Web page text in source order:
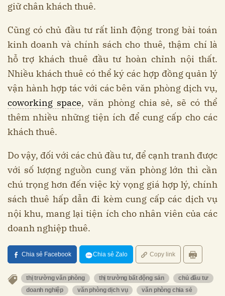
giữ chân khách thuê.
Cũng có chủ đầu tư rất linh động trong bài toán
kinh doanh và chính sách cho thuê, thậm chí là
hỗ trợ khách thuê đầu tư hoàn chỉnh nội thất.
Nhiều khách thuê có thể ký các hợp đồng quản lý
vận hành hợp tác với các bên văn phòng dịch vụ,
coworking space, văn phòng chia sẻ, sẽ có thể
thêm nhiều những tiện ích để cung cấp cho các
khách thuê.
Do vậy, đối với các chủ đầu tư, để cạnh tranh được
với số lượng nguồn cung văn phòng lớn thì cần
chú trọng hơn đến việc kỳ vọng giá hợp lý, chính
sách thuê hấp dẫn đi kèm cung cấp các dịch vụ
nội khu, mang lại tiện ích cho nhân viên của các
doanh nghiệp thuê.
Chia sẻ Facebook Chia sẻ Zalo Copy link
thị trường văn phòng thị trường bất động sản
chủ đầu tư
doanh nghiệp
văn phòng dịch vụ
văn phòng chia sẻ